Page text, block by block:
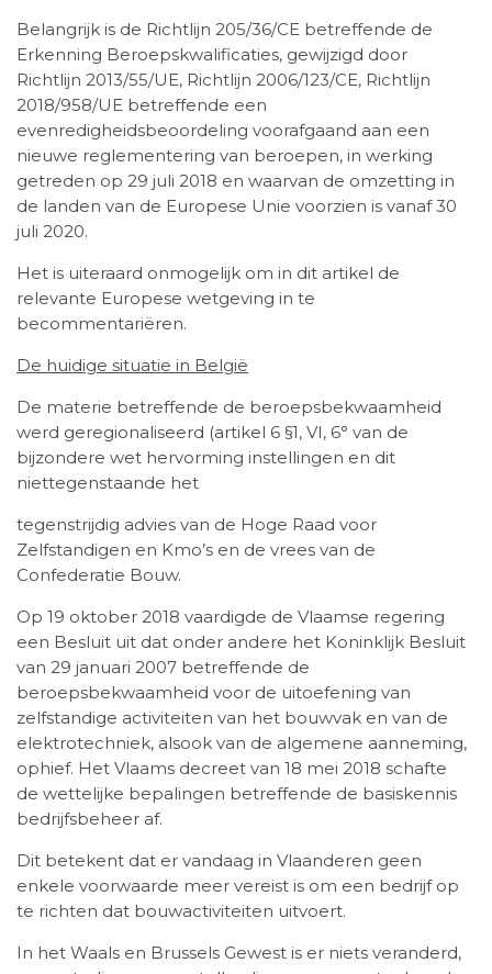
Belangrijk is de Richtlijn 205/36/CE betreffende de
Erkenning Beroepskwalificaties, gewijzigd door
Richtlijn 2013/55/UE, Richtlijn 2006/123/CE, Richtlijn
2018/958/UE betreffende een
evenredigheidsbeoordeling voorafgaand aan een
nieuwe reglementering van beroepen, in werking
getreden op 29 juli 2018 en waarvan de omzetting in
de landen van de Europese Unie voorzien is vanaf 30
juli 2020.
Het is uiteraard onmogelijk om in dit artikel de
relevante Europese wetgeving in te
becommentariëren.
De huidige situatie in België
De materie betreffende de beroepsbekwaamheid
werd geregionaliseerd (artikel 6 §1, VI, 6° van de
bijzondere wet hervorming instellingen en dit
niettegenstaande het
tegenstrijdig advies van de Hoge Raad voor
Zelfstandigen en Kmo’s en de vrees van de
Confederatie Bouw.
Op 19 oktober 2018 vaardigde de Vlaamse regering
een Besluit uit dat onder andere het Koninklijk Besluit
van 29 januari 2007 betreffende de
beroepsbekwaamheid voor de uitoefening van
zelfstandige activiteiten van het bouwvak en van de
elektrotechniek, alsook van de algemene aanneming,
ophief. Het Vlaams decreet van 18 mei 2018 schafte
de wettelijke bepalingen betreffende de basiskennis
bedrijfsbeheer af.
Dit betekent dat er vandaag in Vlaanderen geen
enkele voorwaarde meer vereist is om een bedrijf op
te richten dat bouwactiviteiten uitvoert.
In het Waals en Brussels Gewest is er niets veranderd,